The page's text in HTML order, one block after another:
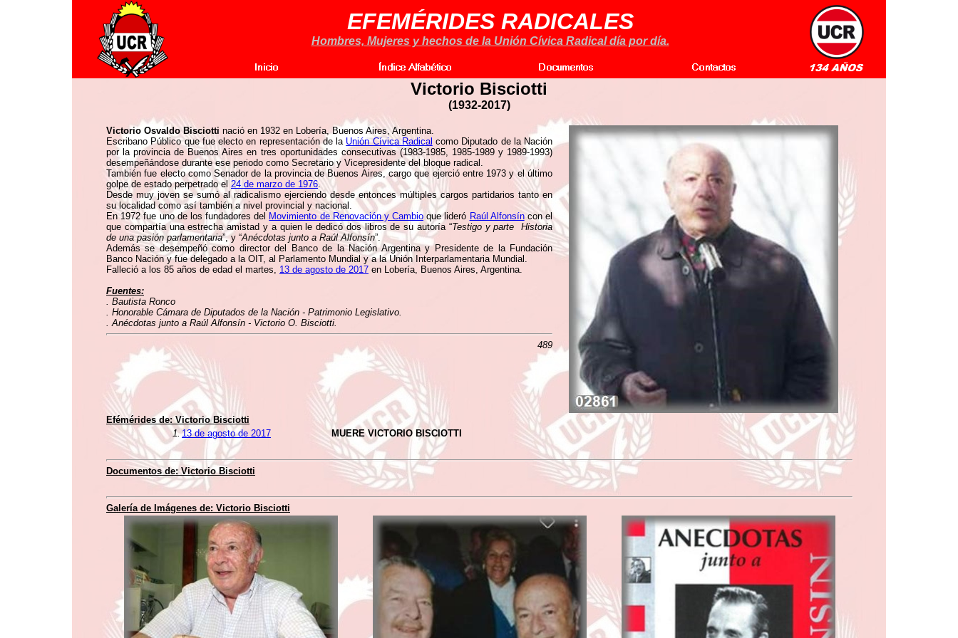
EFEMÉRIDES RADICALES
Hombres, Mujeres y hechos de la Unión Cívica Radical día por día.
Victorio Bisciotti
(1932-2017)
Victorio Osvaldo Bisciotti nació en 1932 en Lobería, Buenos Aires, Argentina.
Escribano Público que fue electo en representación de la Unión Cívica Radical como Diputado de la Nación
por la provincia de Buenos Aires en tres oportunidades consecutivas (1983-1985, 1985-1989 y 1989-1993)
desempeñándose durante ese periodo como Secretario y Vicepresidente del bloque radical.
También fue electo como Senador de la provincia de Buenos Aires, cargo que ejerció entre 1973 y el último
golpe de estado perpetrado el 24 de marzo de 1976.
Desde muy joven se sumó al radicalismo ejerciendo desde entonces múltiples cargos partidarios tanto en
su localidad como así también a nivel provincial y nacional.
En 1972 fue uno de los fundadores del Movimiento de Renovación y Cambio que lideró Raúl Alfonsíncon el
que compartía una estrecha amistad y a quien le dedicó dos libros de su autoría “Testigo y parte Historia
de una pasión parlamentaria”, y “Anécdotas junto a Raúl Alfonsín”.
Además se desempeñó como director del Banco de la Nación Argentina y Presidente de la Fundación
Banco Nación y fue delegado a la OIT, al Parlamento Mundial y a la Unión Interparlamentaria Mundial.
Falleció a los 85 años de edad el martes, 13 de agosto de 2017 en Lobería, Buenos Aires, Argentina.
Fuentes:
. Bautista Ronco
. Honorable Cámara de Diputados de la Nación - Patrimonio Legislativo.
. Anécdotas junto a Raúl Alfonsín - Victorio O. Bisciotti.
489
Efémérides de: Victorio Bisciotti
1.13 de agosto de 2017 MUERE VICTORIO BISCIOTTI
Documentos de: Victorio Bisciotti
Galería de Imágenes de: Victorio Bisciotti